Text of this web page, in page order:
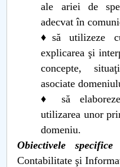
Parteneri CUP
Centrul de Consiliere
Chestionar
CAR2026
Planuri de
ale ariei de
adecvat în
♦să utilizeze
explicarea şi
concepte,
asociate
♦ să
utilizarea unor
domeniu.
Obiectivele specifice
Contabilitate şi